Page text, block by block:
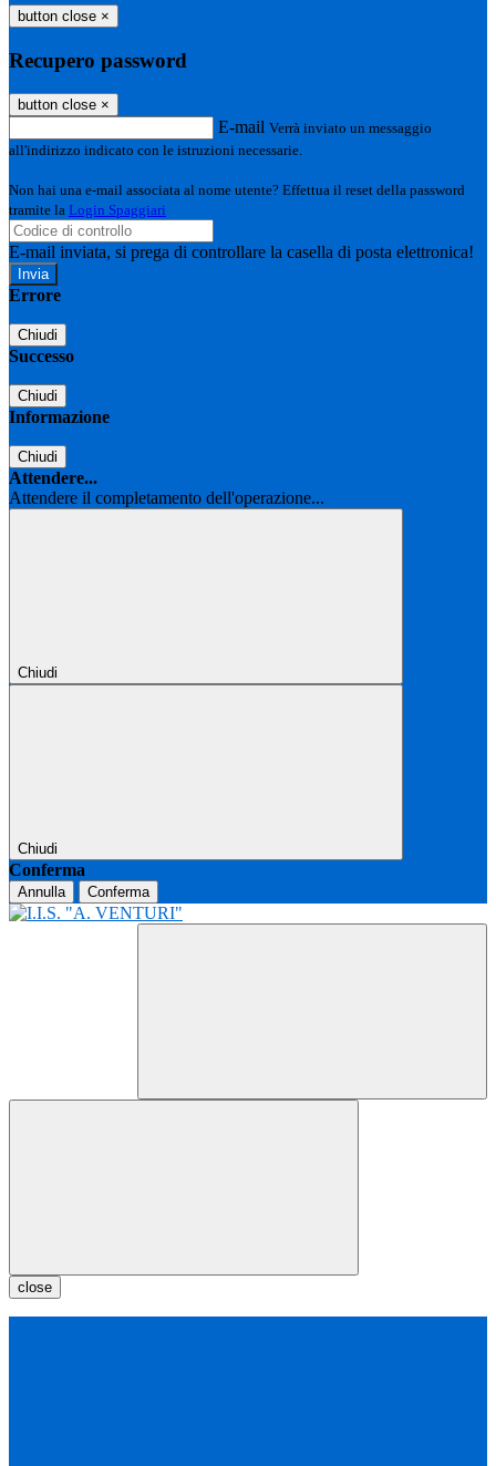
button close ×
Recupero password
button close ×
E-mail Verrà inviato un messaggio
all'indirizzo indicato con le istruzioni necessarie.
Non hai una e-mail associata al nome utente? Effettua il reset della password
tramite la Login Spaggiari
E-mail inviata, si prega di controllare la casella di posta elettronica!
Errore
Chiudi
Successo
Chiudi
Informazione
Chiudi
Attendere...
Attendere il completamento dell'operazione...
Chiudi
Chiudi
Conferma
Annulla Conferma
close